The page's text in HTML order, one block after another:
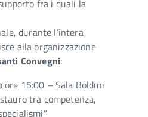
fra i quali la
durante l’intera
alla organizzazione
Convegni:
ore 15:00 – Sala Boldini
tra competenza,